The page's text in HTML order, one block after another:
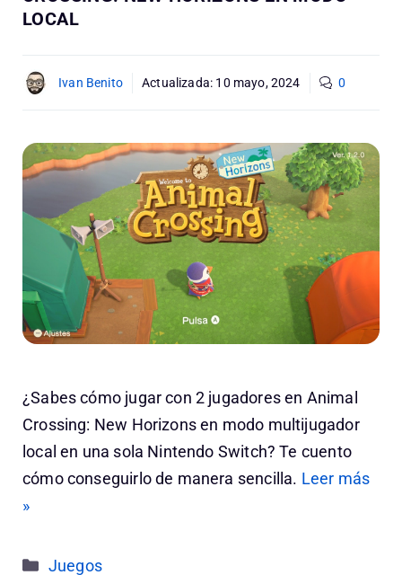
LOCAL
Ivan Benito Actualizada: 10 mayo, 2024 0
¿Sabes cómo jugar con 2 jugadores en Animal
Crossing: New Horizons en modo multijugador
local en una sola Nintendo Switch? Te cuento
cómo conseguirlo de manera sencilla. Leer más
»
Categorías
Juegos